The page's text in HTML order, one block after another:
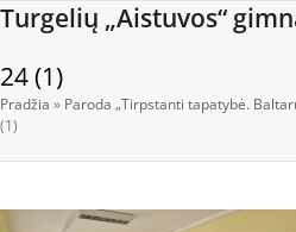
Skip
content
Turgelių „Aistuvos“
Open
menu
Close
menu
24 (1)
Pradžia » Paroda „Tirpstanti tapatybė.
(1)